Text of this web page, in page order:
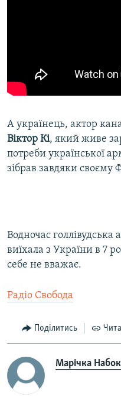
А українець, актор
Віктор Кі, який живе
потреби української
зібрав завдяки
Водночас
виїхала з України в 7
себе не вважає.
Радіо Свобода
Поділитись
Марічка